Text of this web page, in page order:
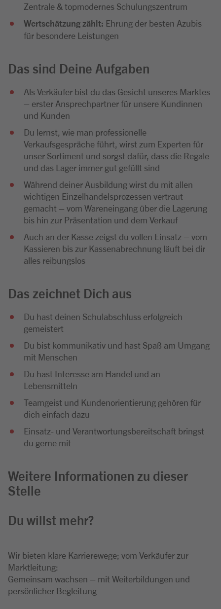
Zentrale & topmodernes Schulungszentrum
Wertschätzung zählt: Ehrung der besten Azubis
für besondere Leistungen
Das sind Deine Aufgaben
Als Verkäufer bist du das Gesicht unseres Marktes
– erster Ansprechpartner für unsere Kundinnen
und Kunden
Du lernst, wie man professionelle
Verkaufsgespräche führt, wirst zum Experten für
unser Sortiment und sorgst dafür, dass die Regale
und das Lager immer gut gefüllt sind
Während deiner Ausbildung wirst du mit allen
wichtigen Einzelhandelsprozessen vertraut
gemacht – vom Wareneingang über die Lagerung
bis hin zur Präsentation und dem Verkauf
Auch an der Kasse zeigst du vollen Einsatz – vom
Kassieren bis zur Kassenabrechnung läuft bei dir
alles reibungslos
Das zeichnet Dich aus
Du hast deinen Schulabschluss erfolgreich
gemeistert
Du bist kommunikativ und hast Spaß am Umgang
mit Menschen
Du hast Interesse am Handel und an
Lebensmitteln
Teamgeist und Kundenorientierung gehören für
dich einfach dazu
Einsatz- und Verantwortungsbereitschaft bringst
du gerne mit
Weitere Informationen zu dieser
Stelle
Du willst mehr?
Wir bieten klare Karrierewege; vom Verkäufer zur
Marktleitung:
Gemeinsam wachsen – mit Weiterbildungen und
persönlicher Begleitung